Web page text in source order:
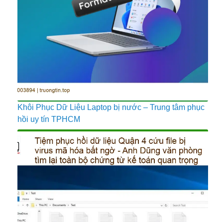
Khôi Phục Dữ Liệu Laptop bị nước – Trung tâm phục
hồi uy tín TPHCM